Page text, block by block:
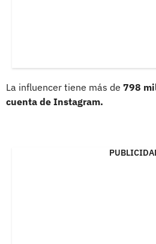
La influencer tiene más de 798
cuenta de Instagram.